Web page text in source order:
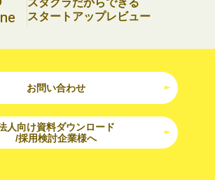
スタートアップレビュー
お問い合わせ
人向け資料ダウンロード
/採用検討企業様へ